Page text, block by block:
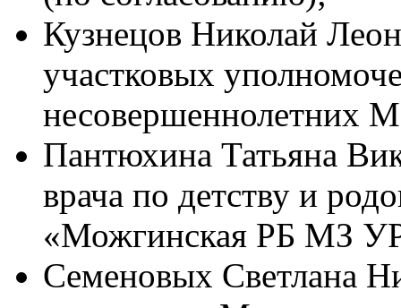
Кузнецов Николай
участковых
Пантюхина Татьяна
врача по детству и
«Можгинская РБ МЗ
Семеновых Светлана